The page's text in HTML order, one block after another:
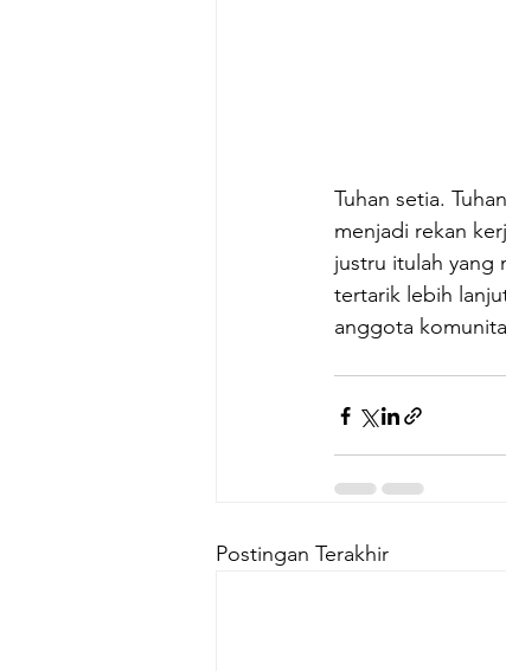
Tuhan setia.
menjadi rekan
justru itulah yang
tertarik lebih
anggota
Postingan Terakhir